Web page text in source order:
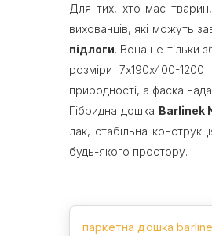
Для тих, хто має
вихованців, які можуть
підлоги. Вона не тільки
розміри 7х190х400-
природності, а фаска
Гібридна дошка Barlinek
лак, стабільна
будь-якого простору.
паркетна дошка